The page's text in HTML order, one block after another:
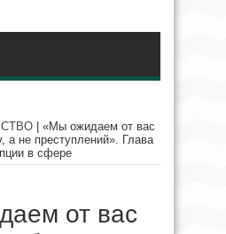
«Мы ожидаем от вас
а не преступлений». Глава
в сфере
от вас